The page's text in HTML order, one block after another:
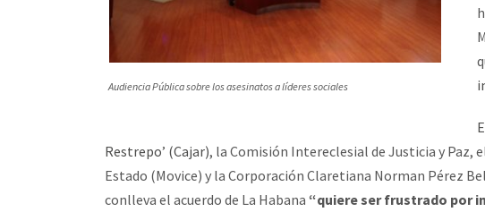
Audiencia Pública sobre los asesinatos a líderes sociales
Restrepo’ (Cajar), la Comisión Intereclesial de Justicia y Paz,
Estado (Movice) y la Corporación Claretiana Norman Pérez
conlleva el acuerdo de La Habana “quiere ser frustrado por